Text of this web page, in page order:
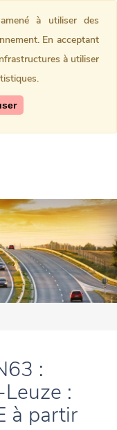
:
:
à partir
à utiliser des
En acceptant
à utiliser